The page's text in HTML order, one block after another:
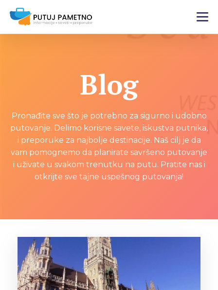
Blog
Pronađite sve što je potrebno za sigurno i udobno
putovanje. Delimo korisne savete, iskustva putnika,
i preporuke za najbolje destinacije. Naš cilj je da
vam pomognemo da planirate savršeno putovanje
i uživate u svakom trenutku na putu. Pratite nas i
otkrijte sve tajne uspešnog putovanja!